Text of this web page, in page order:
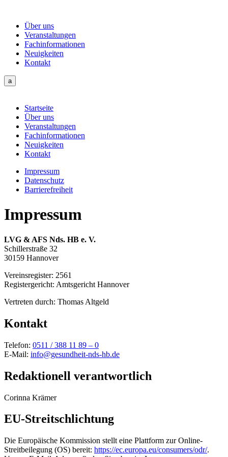
Über uns
Veranstaltungen
Fachinformationen
Neuigkeiten
Kontakt
a
Startseite
Über uns
Veranstaltungen
Fachinformationen
Neuigkeiten
Kontakt
Impressum
Datenschutz
Barrierefreiheit
Impressum
LVG & AFS Nds. HB e. V.
Schillerstraße 32
30159 Hannover
Vereinsregister: 2561
Registergericht: Amtsgericht Hannover
Vertreten durch: Thomas Altgeld
Kontakt
Telefon: 0511 / 388 11 89 – 0
E-Mail: info@gesundheit-nds-hb.de
Redaktionell verantwortlich
Corinna Krämer
EU-Streitschlichtung
Die Europäische Kommission stellt eine Plattform zur Online-
Streitbeilegung (OS) bereit: https://ec.europa.eu/consumers/odr/.